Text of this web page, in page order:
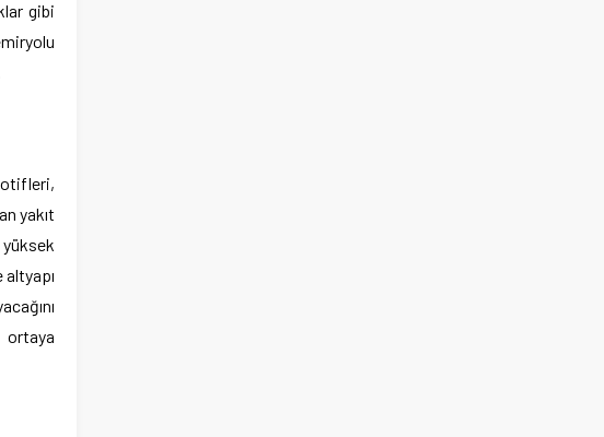
gibi
yakıt